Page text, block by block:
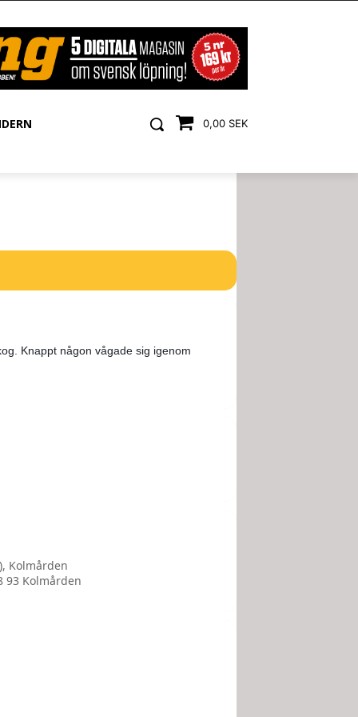
0,00 SEK
Knappt någon vågade sig igenom
Kolmården
93 Kolmården